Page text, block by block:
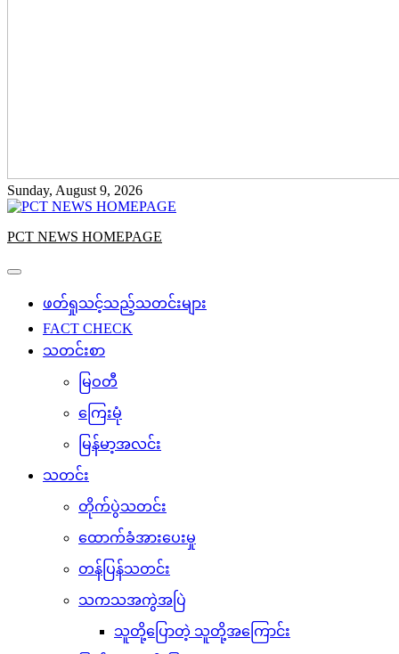
Sunday, August 9, 2026
PCT NEWS HOMEPAGE
ဖတ်ရှုသင့်သည့်သတင်းများ
FACT CHECK
သတင်းစာ
မြဝတီ
ကြေးမုံ
မြန်မာ့အလင်း
သတင်း
တိုက်ပွဲသတင်း
ထောက်ခံအားပေးမှု
တန်ပြန်သတင်း
သကသအကွဲအပြဲ
သူတို့ပြောတဲ့ သူတို့အကြောင်း